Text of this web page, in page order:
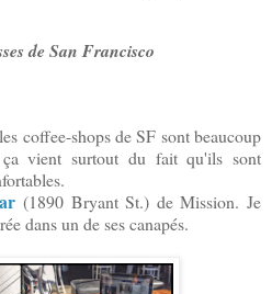
de San Francisco
coffee-shops de SF sont beaucoup
vient surtout du fait qu'ils sont
(1890 Bryant St.) de Mission. Je
dans un de ses canapés.